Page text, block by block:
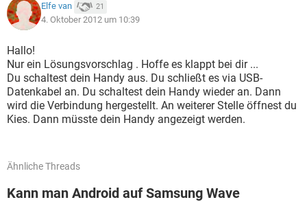
Elfe van 21
4. Oktober 2012 um 10:39
Hallo!
Nur ein Lösungsvorschlag . Hoffe es klappt bei dir ...
Du schaltest dein Handy aus. Du schließt es via USB-
Datenkabel an. Du schaltest dein Handy wieder an. Dann
wird die Verbindung hergestellt. An weiterer Stelle öffnest du
Kies. Dann müsste dein Handy angezeigt werden.
Ähnliche Threads
Kann man Android auf Samsung Wave